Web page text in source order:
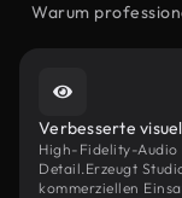
Warum
Verbesserte
High-Fidelity-Audio
Detail.Erzeugt
kommerziellen